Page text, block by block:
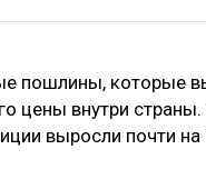
пошлины, которые
цены внутри
выросли почти на